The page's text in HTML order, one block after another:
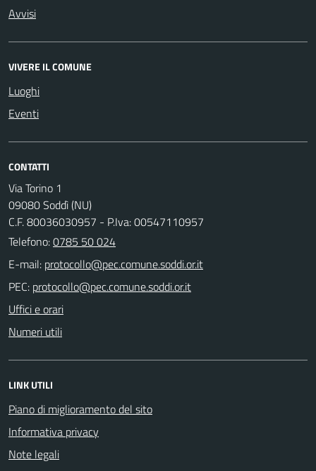
Avvisi
VIVERE IL COMUNE
Luoghi
Eventi
CONTATTI
Via Torino 1
09080 Soddì (NU)
C.F. 80036030957 - P.Iva: 00547110957
Telefono:0785 50 024
E-mail:
PEC:
Uffici e orari
Numeri utili
LINK UTILI
Piano di miglioramento del sito
Informativa privacy
Note legali